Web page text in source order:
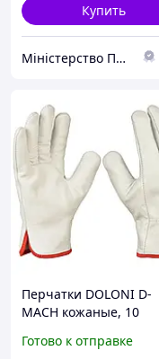
Купить
Міністерство Посуду
Перчатки DOLONI D-
MACH кожаные, 10
Готово к отправке